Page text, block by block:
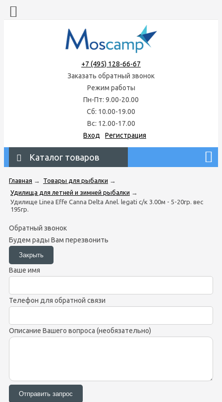
+7 (495) 128-66-67
Заказать обратный звонок
Режим работы
Пн-Пт: 9.00-20.00
Сб: 10.00-19.00
Вс: 12.00-17.00
Вход
Регистрация
Каталог товаров
Главная → Товары для рыбалки →
Удилища для летней и зимней рыбалки →
Удилище Linea Effe Canna Delta Anel. legati с/к 3.00м - 5-20гр. вес
195гр.
Обратный звонок
Будем рады Вам перезвонить
Ваше имя
Телефон для обратной связи
Описание Вашего вопроса (необязательно)